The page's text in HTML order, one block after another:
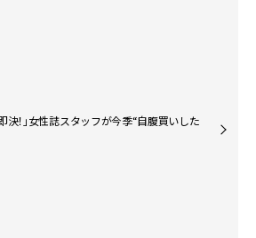
決！」女性誌スタッフが今季“自腹買いした